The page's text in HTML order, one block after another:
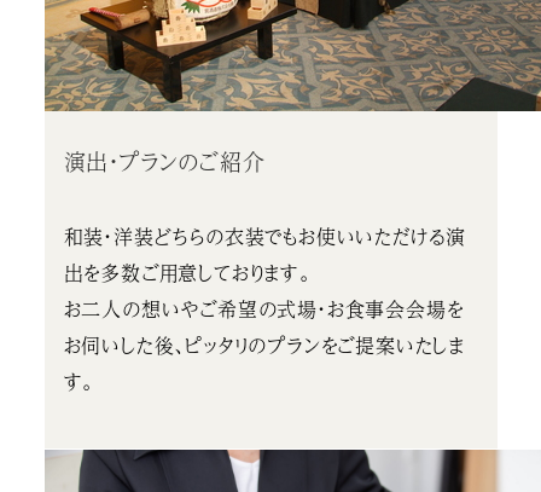
演出・プランのご紹介
和装・洋装どちらの衣装でもお使いいただける演
出を多数ご用意しております。
お二人の想いやご希望の式場・お食事会会場を
お伺いした後、ピッタリのプランをご提案いたしま
す。